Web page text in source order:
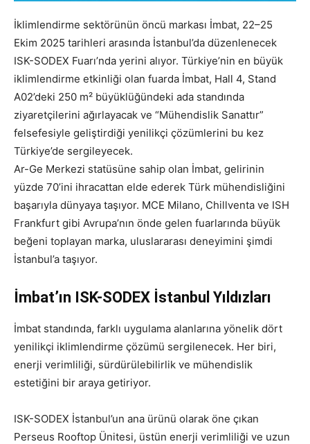
İklimlendirme sektörünün öncü markası İmbat, 22–25
Ekim 2025 tarihleri arasında İstanbul’da düzenlenecek
ISK-SODEX Fuarı’nda yerini alıyor. Türkiye’nin en büyük
iklimlendirme etkinliği olan fuarda İmbat, Hall 4, Stand
A02’deki 250 m² büyüklüğündeki ada standında
ziyaretçilerini ağırlayacak ve “Mühendislik Sanattır”
felsefesiyle geliştirdiği yenilikçi çözümlerini bu kez
Türkiye’de sergileyecek.
Ar-Ge Merkezi statüsüne sahip olan İmbat, gelirinin
yüzde 70’ini ihracattan elde ederek Türk mühendisliğini
başarıyla dünyaya taşıyor. MCE Milano, Chillventa ve ISH
Frankfurt gibi Avrupa’nın önde gelen fuarlarında büyük
beğeni toplayan marka, uluslararası deneyimini şimdi
İstanbul’a taşıyor.
İmbat’ın ISK-SODEX İstanbul Yıldızları
İmbat standında, farklı uygulama alanlarına yönelik dört
yenilikçi iklimlendirme çözümü sergilenecek. Her biri,
enerji verimliliği, sürdürülebilirlik ve mühendislik
estetiğini bir araya getiriyor.
ISK-SODEX İstanbul’un ana ürünü olarak öne çıkan
Perseus Rooftop Ünitesi, üstün enerji verimliliği ve uzun